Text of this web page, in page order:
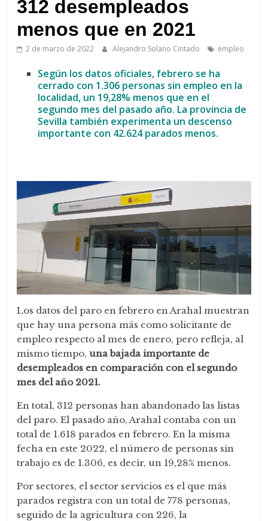
Arahal
312 desempleados
menos que en 2021
2 de marzo de 2022 Alejandro Solano Cintado empleo
Según los datos oficiales, febrero se ha
cerrado con 1.306 personas sin empleo en la
localidad, un 19,28% menos que en el
segundo mes del pasado año. La provincia de
Sevilla también experimenta un descenso
importante con 42.624 parados menos.
Los datos del paro en febrero en Arahal muestran
que hay una persona más como solicitante de
empleo respecto al mes de enero, pero refleja, al
mismo tiempo,una bajada importante de
desempleados en comparación con el segundo
mes del año 2021.
En total, 312 personas han abandonado las listas
del paro. El pasado año, Arahal contaba con un
total de 1.618 parados en febrero. En la misma
fecha en este 2022, el número de personas sin
trabajo es de 1.306, es decir, un 19,28% menos.
Por sectores, el sector servicios es el que más
parados registra con un total de 778 personas,
seguido de la agricultura con 226, la